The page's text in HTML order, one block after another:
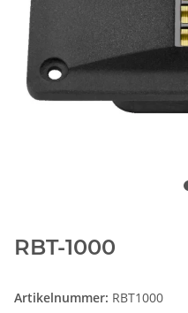
RBT-1000
Artikelnummer: RBT1000